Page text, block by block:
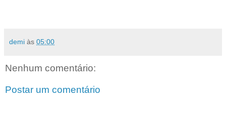
demi às 05:00
Nenhum comentário:
Postar um comentário